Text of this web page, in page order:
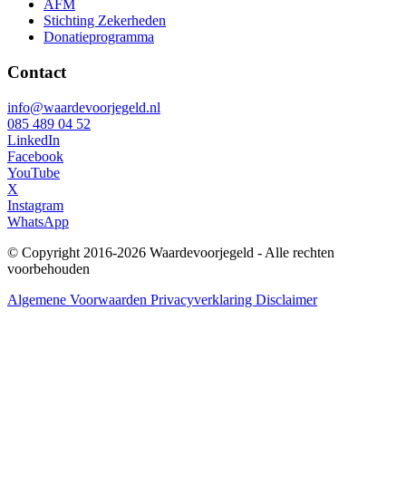
AFM
Stichting Zekerheden
Donatieprogramma
Contact
info@waardevoorjegeld.nl
085 489 04 52
LinkedIn
Facebook
YouTube
X
Instagram
WhatsApp
© Copyright 2016-2026 Waardevoorjegeld - Alle rechten
voorbehouden
Algemene Voorwaarden Privacyverklaring Disclaimer